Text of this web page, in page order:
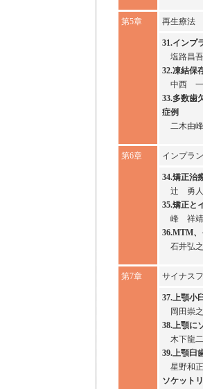
第5章 再生療法
31.インプ
塩路昌吾
32.凍結保
中西 一
33.多数歯
症例
二木由峰
第6章 インプラ
34.矯正治
辻 勇人
35.矯正と
峰 祥靖
36.MTM
石井弘之
第7章 サイナス
37.上顎小
岡田崇之
38.上顎に
木下龍
39.上顎臼
星野和正
ソケット